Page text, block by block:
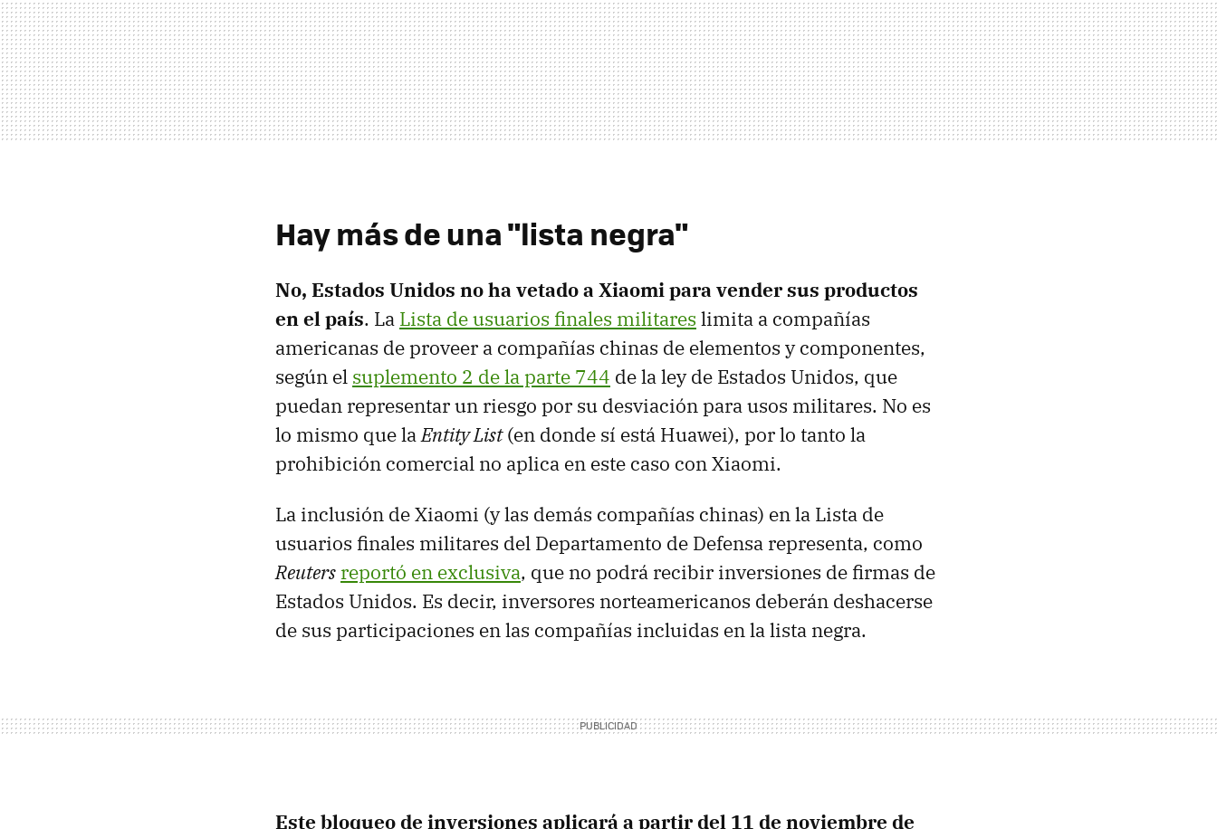
Hay más de una "lista negra"
No, Estados Unidos no ha vetado a Xiaomi para vender sus productos
en el país. La Lista de usuarios finales militares limita a compañías
americanas de proveer a compañías chinas de elementos y componentes,
según el suplemento 2 de la parte 744 de la ley de Estados Unidos, que
puedan representar un riesgo por su desviación para usos militares. No es
lo mismo que laEntity List(en donde sí está Huawei), por lo tanto la
prohibición comercial no aplica en este caso con Xiaomi.
La inclusión de Xiaomi (y las demás compañías chinas) en la Lista de
usuarios finales militares del Departamento de Defensa representa, como
Reuters reportó en exclusiva, que no podrá recibir inversiones de firmas de
Estados Unidos. Es decir, inversores norteamericanos deberán deshacerse
de sus participaciones en las compañías incluidas en la lista negra.
Este bloqueo de inversiones aplicará a partir del 11 de noviembre de